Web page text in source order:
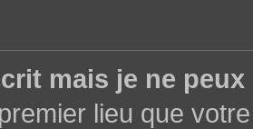
mais je ne
lieu que